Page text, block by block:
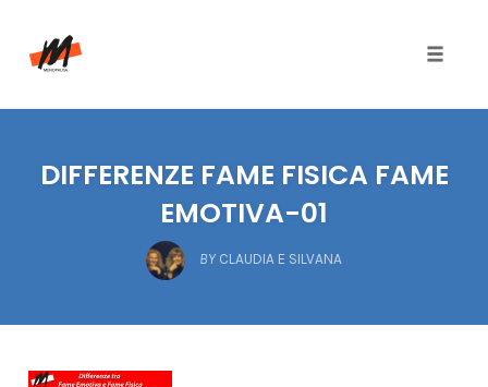
contentDIFFERENZE FAME FISICA FAME
EMOTIVA-01
BY CLAUDIA E SILVANA